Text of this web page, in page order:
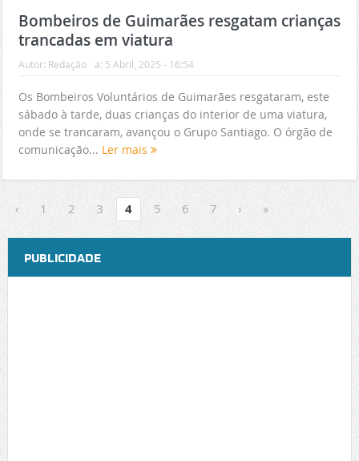
Bombeiros de Guimarães resgatam crianças
trancadas em viatura
Autor: Redação a: 5 Abril, 2025 - 16:54
Os Bombeiros Voluntários de Guimarães resgataram, este
sábado à tarde, duas crianças do interior de uma viatura,
onde se trancaram, avançou o Grupo Santiago. O órgão de
comunicação... Ler mais
‹ 1 2 3 4 5 6 7 › »
PUBLICIDADE